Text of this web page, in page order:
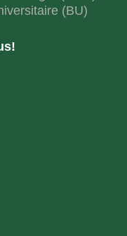
(BU)